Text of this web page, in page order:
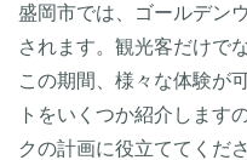
盛岡市では、ゴールデン
されます。観光客だけで
この期間、様々な体験が
トをいくつか紹介します
クの計画に役立ててくださ